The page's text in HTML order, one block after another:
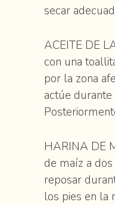
secar
ACEITE DE
con una
por la zona
actúe
HARINA DE
de maíz a
reposar
los pies en la